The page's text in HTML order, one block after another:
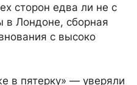
сторон едва ли не с
в Лондоне, сборная
с высоко
в пятерку» — уверяли